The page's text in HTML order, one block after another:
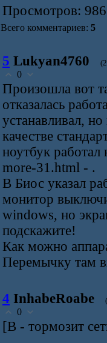
Просмотров:
Всего комментариев: 5
5 Lukyan4760
0
Произошла вот
отказалась
устанавливал,
качестве
ноутбук работал
more-31.html - .
В Биос указал
монитор
windows, но
подскажите!
Как можно
Перемычку там
4 InhabeRoabe
0
[B - тормозит